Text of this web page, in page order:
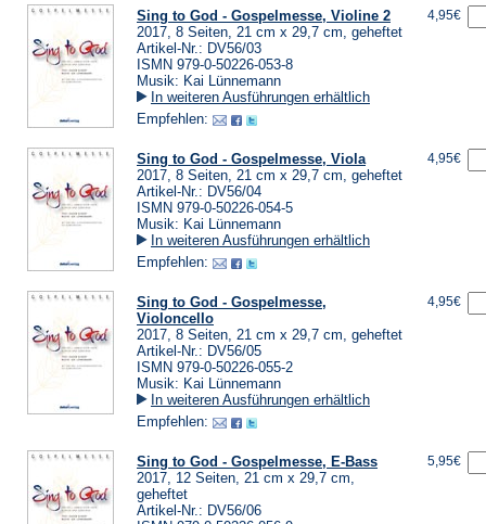
Sing to God - Gospelmesse, Violine 2
2017, 8 Seiten, 21 cm x 29,7 cm, geheftet
Artikel-Nr.: DV56/03
ISMN 979-0-50226-053-8
Musik: Kai Lünnemann
In weiteren Ausführungen erhältlich
Empfehlen:
4,95€
Sing to God - Gospelmesse, Viola
2017, 8 Seiten, 21 cm x 29,7 cm, geheftet
Artikel-Nr.: DV56/04
ISMN 979-0-50226-054-5
Musik: Kai Lünnemann
In weiteren Ausführungen erhältlich
Empfehlen:
4,95€
Sing to God - Gospelmesse,
Violoncello
2017, 8 Seiten, 21 cm x 29,7 cm, geheftet
Artikel-Nr.: DV56/05
ISMN 979-0-50226-055-2
Musik: Kai Lünnemann
In weiteren Ausführungen erhältlich
Empfehlen:
4,95€
Sing to God - Gospelmesse, E-Bass
2017, 12 Seiten, 21 cm x 29,7 cm,
geheftet
Artikel-Nr.: DV56/06
5,95€